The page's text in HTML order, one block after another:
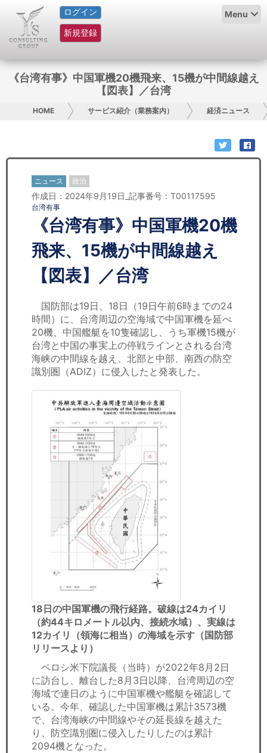
ログイン
新規登録
Menu
HOME
サービス紹介
コラム
お問い合わせ
日本人にPR
コンサルティング
リサーチ
セミナー
労務顧問
ＩＴ
《台湾有事》中国軍機20機飛来、15機が中間線越え
【図表】／台湾
HOME サービス紹介（業務案内） 経済ニュース
ニュース 政治
作成日：2024年9月19日_記事番号：T00117595
台湾有事
《台湾有事》中国軍機20機
飛来、15機が中間線越え
【図表】／台湾
国防部は19日、18日（19日午前6時までの24
時間）に、台湾周辺の空海域で中国軍機を延べ
20機、中国艦艇を10隻確認し、うち軍機15機が
台湾と中国の事実上の停戦ラインとされる台湾
海峡の中間線を越え、北部と中部、南西の防空
識別圏（ADIZ）に侵入したと発表した。
18日の中国軍機の飛行経路。破線は24カイリ
（約44キロメートル以内、接続水域）、実線は
12カイリ（領海に相当）の海域を示す（国防部
リリースより）
ペロシ米下院議長（当時）が2022年8月2日
に訪台し、離台した8月3日以降、台湾周辺の空
海域で連日のように中国軍機や艦艇を確認して
いる。今年、確認した中国軍機は累計3573機
で、台湾海峡の中間線やその延長線を越えた
り、防空識別圏に侵入したりしたのは累計
2094機となった。